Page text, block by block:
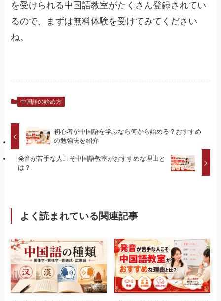
を受けられる中国語教室がたくさん登録されてい
るので、まずは無料体験を受けてみてください
ね。
中国語の始め方
初心者が中国語を学ぶなら何から始める？おすすめ
の勉強法を紹介
発音が苦手な人こそ中国語教室がおすすめな理由と
は？
よく読まれている関連記事